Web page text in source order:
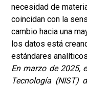
necesidad de
coincidan con la
cambio hacia una
los datos está
estándares
En marzo de 2025,
Tecnología (NIST)